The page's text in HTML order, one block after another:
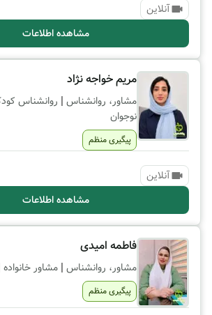
آنلاین
مشاهده اطلاعات
مریم خواجه نژاد
مشاور، روانشناس | روانشناس
نوجوان
پیگیری منظم
آنلاین
مشاهده اطلاعات
فاطمه امیدی
مشاور، روانشناس | مشاور خانواده
پیگیری منظم